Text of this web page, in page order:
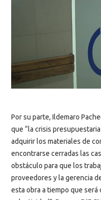
Por su parte, Ildemaro
que “la crisis
adquirir los materiales de
encontrarse cerradas las
obstáculo para que los
proveedores y la gerencia
esta obra a tiempo que será